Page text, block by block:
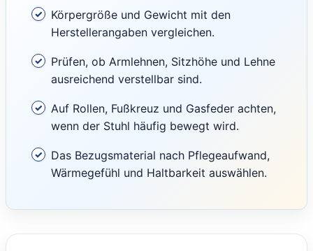
Körpergröße und Gewicht mit den
Herstellerangaben vergleichen.
Prüfen, ob Armlehnen, Sitzhöhe und Lehne
ausreichend verstellbar sind.
Auf Rollen, Fußkreuz und Gasfeder achten,
wenn der Stuhl häufig bewegt wird.
Das Bezugsmaterial nach Pflegeaufwand,
Wärmegefühl und Haltbarkeit auswählen.